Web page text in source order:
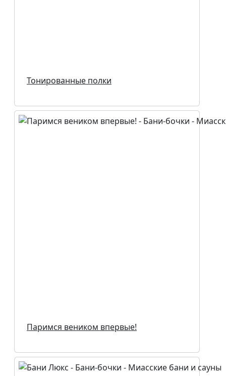
Тонированные полки
Паримся веником впервые!